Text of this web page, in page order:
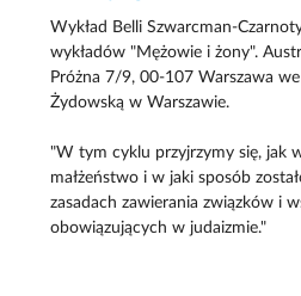
Wykład Belli Szwarcman-
wykładów "Mężowie i żony".
Próżna 7/9, 00-107 Warszawa
Żydowską w Warszawie.
"W tym cyklu przyjrzymy się, jak
małżeństwo i w jaki sposób
zasadach zawierania związków i
obowiązujących w judaizmie."